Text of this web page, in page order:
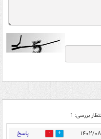
بررسی: 1
0 پاسخ